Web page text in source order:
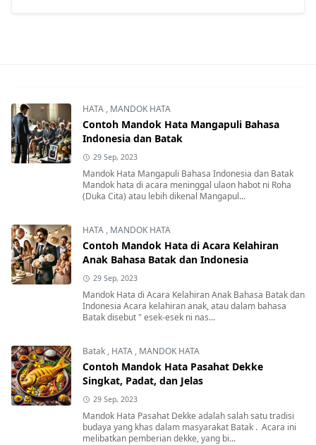
HATA , MANDOK HATA
Contoh Mandok Hata Mangapuli Bahasa
Indonesia dan Batak
29 Sep, 2023
Mandok Hata Mangapuli Bahasa Indonesia dan Batak
Mandok hata di acara meninggal ulaon habot ni Roha
(Duka Cita) atau lebih dikenal Mangapul...
HATA , MANDOK HATA
Contoh Mandok Hata di Acara Kelahiran
Anak Bahasa Batak dan Indonesia
29 Sep, 2023
Mandok Hata di Acara Kelahiran Anak Bahasa Batak dan
Indonesia Acara kelahiran anak, atau dalam bahasa
Batak disebut " esek-esek ni nas...
Batak , HATA , MANDOK HATA
Contoh Mandok Hata Pasahat Dekke
Singkat, Padat, dan Jelas
29 Sep, 2023
Mandok Hata Pasahat Dekke adalah salah satu tradisi
budaya yang khas dalam masyarakat Batak . Acara ini
melibatkan pemberian dekke, yang bi...